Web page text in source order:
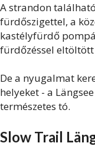
A strandon
fürdőszigettel, a
kastélyfürdő
fürdőzéssel
De a nyugalmat
helyeket - a
természetes tó.
Slow Trail